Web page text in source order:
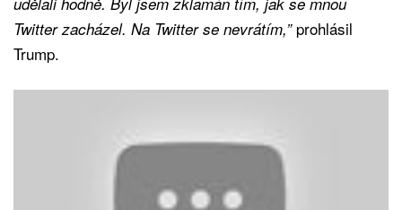
Twitter zacházel. Na Twitter se nevrátím,”prohlásil
Trump.